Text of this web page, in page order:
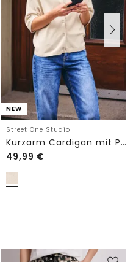
NEW
Street One Studio
Kurzarm Cardigan mit Polokragen
49,99 €